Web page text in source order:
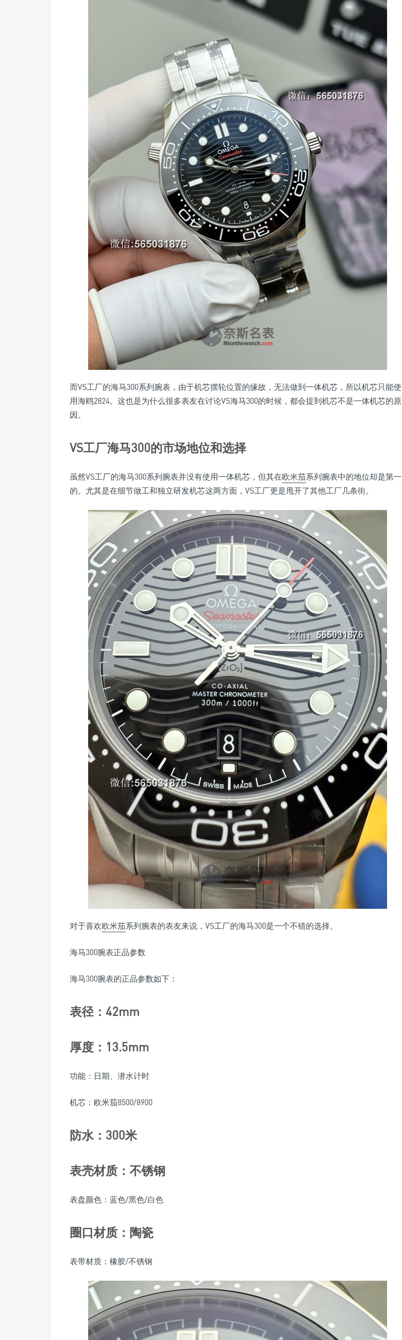
而VS工厂的海马300系列腕表，由于机芯摆轮位置的缘故，无法做到一体机芯，所以机芯只能使
用海鸥2824。这也是为什么很多表友在讨论VS海马300的时候，都会提到机芯不是一体机芯的原
因。
VS工厂海马300的市场地位和选择
虽然VS工厂的海马300系列腕表并没有使用一体机芯，但其在欧米茄系列腕表中的地位却是第一
的。尤其是在细节做工和独立研发机芯这两方面，VS工厂更是甩开了其他工厂几条街。
对于喜欢欧米茄系列腕表的表友来说，VS工厂的海马300是一个不错的选择。
海马300腕表正品参数
海马300腕表的正品参数如下：
表径：42mm
厚度：13.5mm
功能：日期、潜水计时
机芯：欧米茄8500/8900
防水：300米
表壳材质：不锈钢
表盘颜色：蓝色/黑色/白色
圈口材质：陶瓷
表带材质：橡胶/不锈钢